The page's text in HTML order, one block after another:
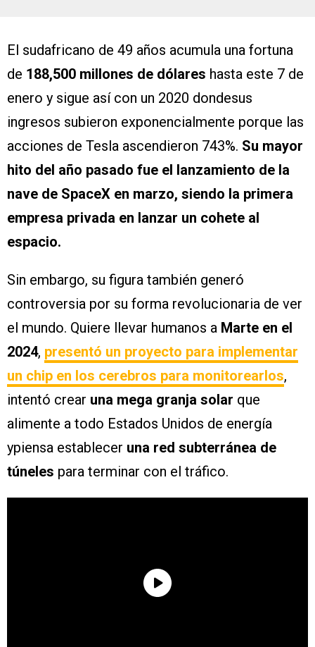
El sudafricano de 49 años acumula una fortuna
de 188,500 millones de dólares hasta este 7 de
enero y sigue así con un 2020 dondesus
ingresos subieron exponencialmente porque las
acciones de Tesla ascendieron 743%. Su mayor
hito del año pasado fue el lanzamiento de la
nave de SpaceX en marzo, siendo la primera
empresa privada en lanzar un cohete al
espacio.
Sin embargo, su figura también generó
controversia por su forma revolucionaria de ver
el mundo. Quiere llevar humanos a Marte en el
2024, presentó un proyecto para implementar
un chip en los cerebros para monitorearlos,
intentó crear una mega granja solar que
alimente a todo Estados Unidos de energía
ypiensa establecer una red subterránea de
túneles para terminar con el tráfico.